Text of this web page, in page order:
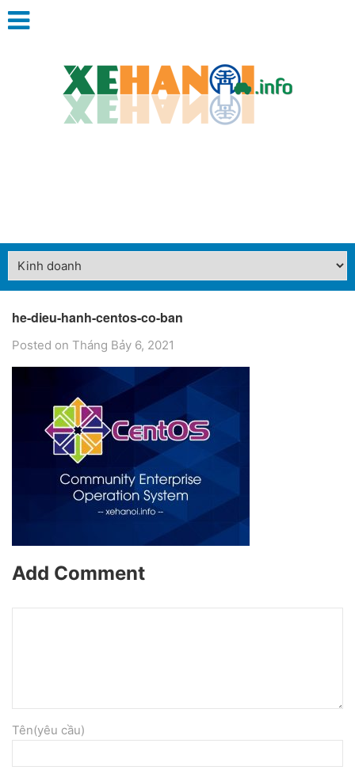
he-dieu-hanh-centos-co-ban
Posted on Tháng Bảy 6, 2021
Add Comment
Tên(yêu cầu)